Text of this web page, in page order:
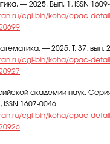
— 2025. Вып. 1, ISSN
cgi-bin/koha/opac-
— 2025. Т. 37, вып.
cgi-bin/koha/opac-
академии наук.
ISSN 1607-0046
cgi-bin/koha/opac-